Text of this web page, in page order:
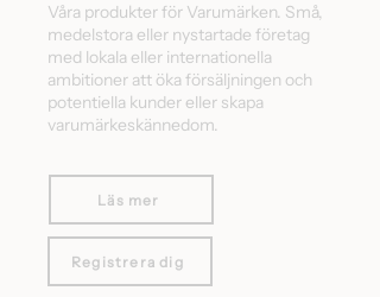
Våra produkter för Varumärken. Små,
medelstora eller nystartade företag
med lokala eller internationella
ambitioner att öka försäljningen och
potentiella kunder eller skapa
varumärkeskännedom.
Läs mer
Registrera dig